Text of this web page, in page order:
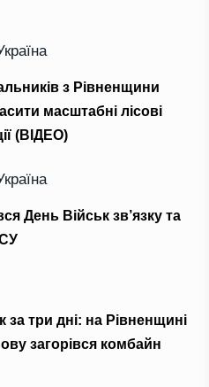
з Рівненщини
масштабні лісові
(ВІДЕО)
День Військ зв’язку та
за три дні: на Рівненщині
загорівся комбайн